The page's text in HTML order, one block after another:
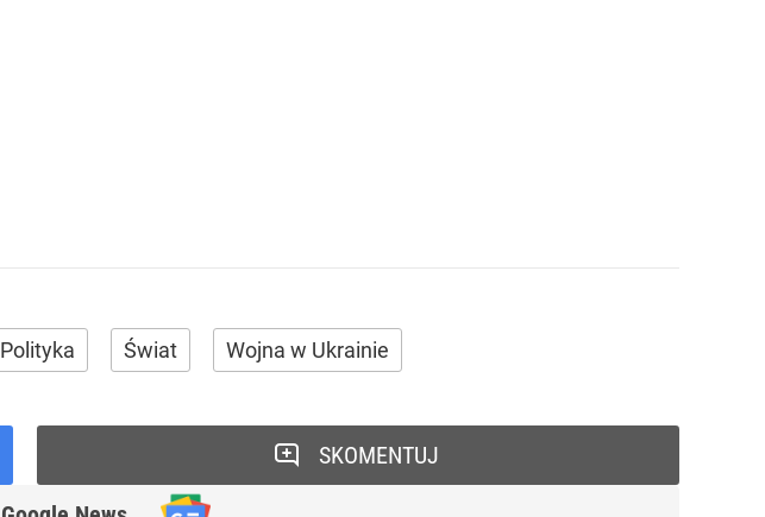
Polityka Świat Wojna w Ukrainie
SKOMENTUJ